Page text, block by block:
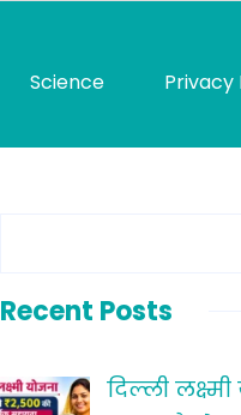
Science
Privacy
Recent Posts
दिल्ली